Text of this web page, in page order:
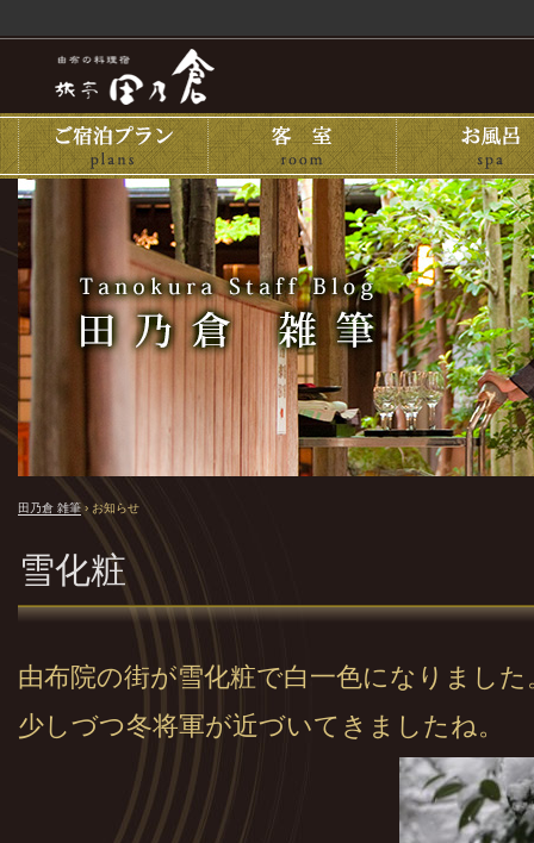
田乃倉 雑筆 › お知らせ
雪化粧
由布院の街が雪化粧で白一色になりました
少しづつ冬将軍が近づいてきましたね。